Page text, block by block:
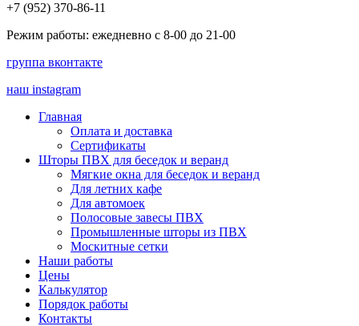
+7 (952) 370-86-11
Режим работы: ежедневно с 8-00 до 21-00
группа вконтакте
наш instagram
Главная
Оплата и доставка
Сертификаты
Шторы ПВХ для беседок и веранд
Мягкие окна для беседок и веранд
Для летних кафе
Для автомоек
Полосовые завесы ПВХ
Промышленные шторы из ПВХ
Москитные сетки
Наши работы
Цены
Калькулятор
Порядок работы
Контакты